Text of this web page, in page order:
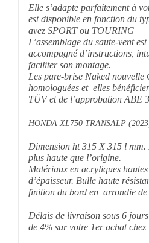
Elle s’adapte parfaitement à
est disponible en fonction du
avez SPORT ou TOURING
L’assemblage du saute-vent est
accompagné d’instructions,
faciliter son montage.
Les pare-brise Naked nouvelle
homologuées et elles
TÜV et de l’approbation ABE
HONDA XL750 TRANSALP
Dimension ht 315 X 315 l mm.
plus haute que l’origine.
Matériaux en acryliques
d’épaisseur. Bulle haute
finition du bord en arrondie de
Délais de livraison sous 6
de 4% sur votre 1er achat